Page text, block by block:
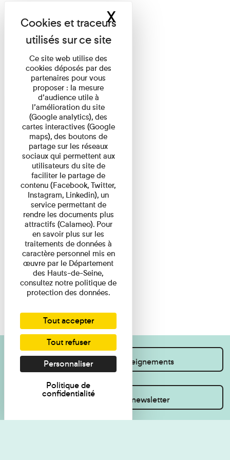
Je souhaite des renseignements
Inscrivez-vous à la newsletter
Ce site web utilise des
cookies déposés par des
partenaires pour vous
proposer : la mesure
d’audience utile à
l’amélioration du site
(Google analytics), des
cartes interactives (Google
maps), des boutons de
partage sur les réseaux
sociaux qui permettent aux
utilisateurs du site de
faciliter le partage de
contenu (Facebook, Twitter,
Instagram, Linkedin), un
service permettant de
rendre les documents plus
attractifs (Calameo). Pour
en savoir plus sur les
traitements de données à
caractère personnel mis en
œuvre par le Département
des Hauts-de-Seine,
consultez notre politique de
protection des données.
Tout accepter
Tout refuser
Personnaliser
Politique de
confidentialité
XMasquer le